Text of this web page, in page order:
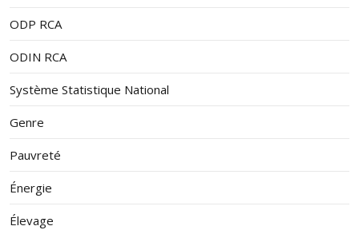
ODP RCA
ODIN RCA
Système Statistique National
Genre
Pauvreté
Énergie
Élevage